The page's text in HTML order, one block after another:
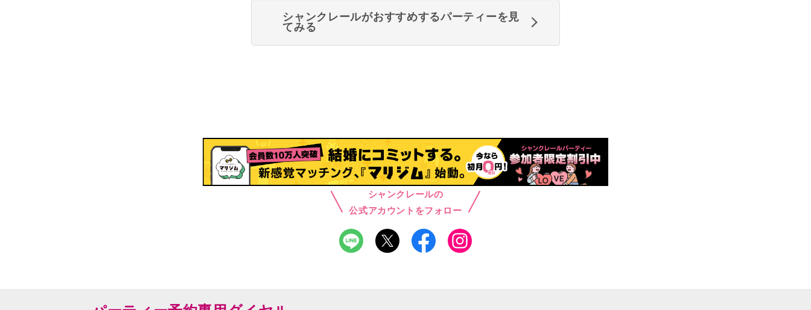
シャンクレールがおすすめするパーティーを見
てみる
シャンクレールの
公式アカウントをフォロー